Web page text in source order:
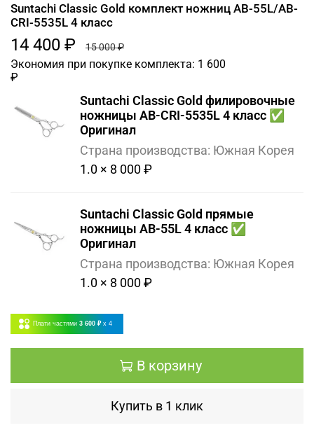
Suntachi Classic Gold комплект ножниц AB-55L/AB-
CRI-5535L 4 класс
14 400 ₽ 15 000 ₽
Экономия при покупке комплекта: 1 600
₽
Suntachi Classic Gold филировочные
ножницы AB-CRI-5535L 4 класс ✅
Оригинал
Страна производства: Южная Корея
1.0 × 8 000 ₽
Suntachi Classic Gold прямые
ножницы AB-55L 4 класс ✅
Оригинал
Страна производства: Южная Корея
1.0 × 8 000 ₽
Плати частями 3 600 ₽ x 4
В корзину
Купить в 1 клик